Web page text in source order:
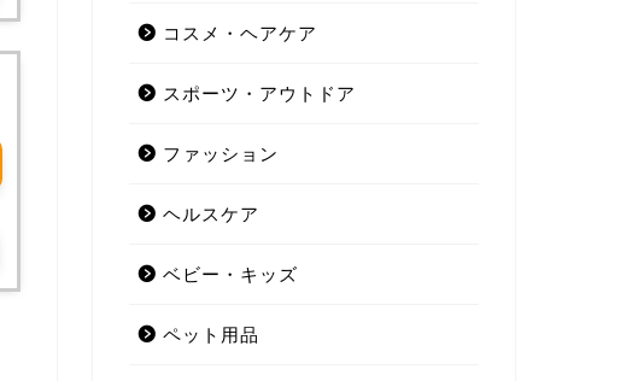
コスメ・ヘアケア
スポーツ・アウトドア
ファッション
ヘルスケア
ベビー・キッズ
ペット用品